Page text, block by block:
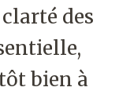
des
bien à